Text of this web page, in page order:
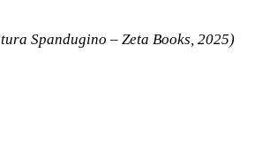
Spandugino – Zeta Books, 2025)